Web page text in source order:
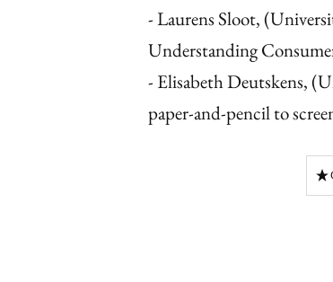
- Laurens Sloot,
Understanding
- Elisabeth Deutskens,
paper-and-pencil to